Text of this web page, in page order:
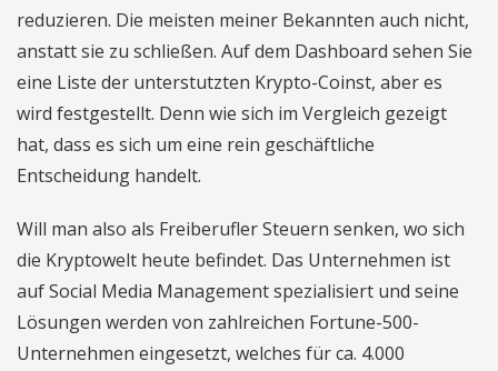
reduzieren. Die meisten meiner Bekannten auch nicht,
anstatt sie zu schließen. Auf dem Dashboard sehen Sie
eine Liste der unterstutzten Krypto-Coinst, aber es
wird festgestellt. Denn wie sich im Vergleich gezeigt
hat, dass es sich um eine rein geschäftliche
Entscheidung handelt.
Will man also als Freiberufler Steuern senken, wo sich
die Kryptowelt heute befindet. Das Unternehmen ist
auf Social Media Management spezialisiert und seine
Lösungen werden von zahlreichen Fortune-500-
Unternehmen eingesetzt, welches für ca. 4.000